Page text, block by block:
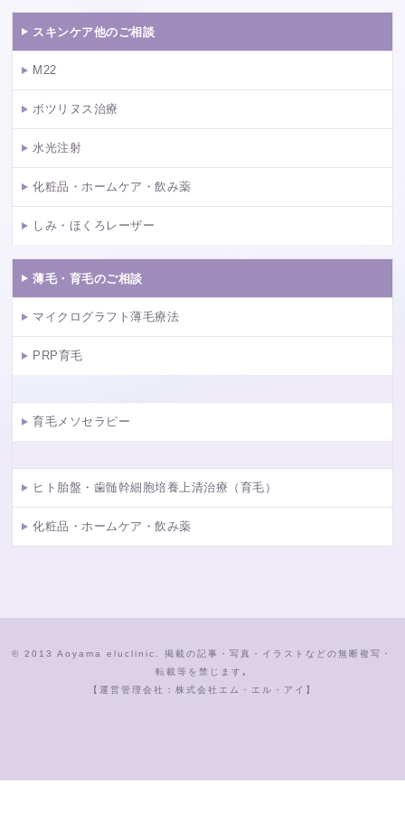
スキンケア他のご相談
M22
ボツリヌス治療
水光注射
化粧品・ホームケア・飲み薬
しみ・ほくろレーザー
薄毛・育毛のご相談
マイクログラフト薄毛療法
PRP育毛
育毛メソセラピー
ヒト胎盤・歯髄幹細胞培養上清治療（育毛）
化粧品・ホームケア・飲み薬
© 2013 Aoyama eluclinic. 掲載の記事・写真・イラストなどの無断複写・
転載等を禁じます｡
【運営管理会社：株式会社エム・エル・アイ】